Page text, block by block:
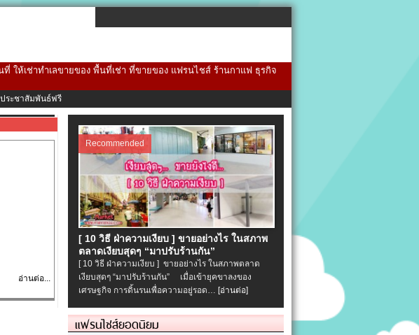
ให้เช่าทำเลขายของ พื้นที่เช่า ที่ขายของ แฟรนไชส์ ร้านกาแฟ ธุรกิจ
ประชาสัมพันธ์ฟรี
อ่านต่อ...
Recommended
[ 10 วิธี ฝ่าความเงียบ ] ขายอย่างไร ในสภาพ
ตลาดเงียบสุดๆ “มาปรับร้านกัน”
[ 10 วิธี ฝ่าความเงียบ ] ขายอย่างไร ในสภาพตลาด
เงียบสุดๆ “มาปรับร้านกัน” เมื่อเข้ายุคขาลงของ
เศรษฐกิจ การดิ้นรนเพื่อความอยู่รอด… [อ่านต่อ]
แฟรนไชส์ยอดนิยม